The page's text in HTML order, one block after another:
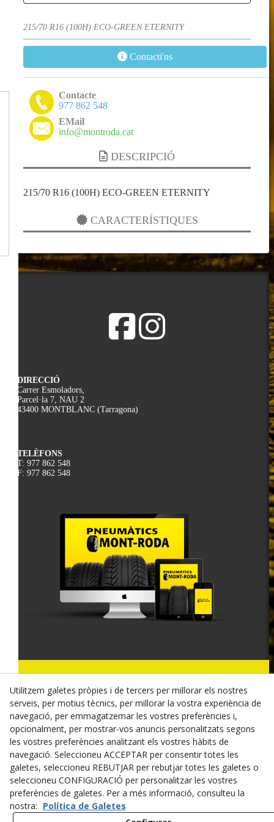
215/70 R16 (100H) ECO-GREEN ETERNITY
Contacti'ns
Contacte
977 862 548
EMail
info@montroda.cat
DESCRIPCIÓ
215/70 R16 (100H) ECO-GREEN ETERNITY
CARACTERÍSTIQUES
DIRECCIÓ
Carrer Esmoladors,
Parcel·la 7, NAU 2
43400 MONTBLANC (Tarragona)
TELÈFONS
T: 977 862 548
F: 977 862 548
© 08/2026 MONT-RODA - Tots els drets reservats.
Política de Privacitat
Termes i condicions de compra
Dret de desistiment
Cookies
Mapa Web
Avís legal
Utilitzem galetes pròpies i de tercers per millorar els nostres
serveis, per motius tècnics, per millorar la vostra experiència de
navegació, per emmagatzemar les vostres preferències i,
opcionalment, per mostrar-vos anuncis personalitzats segons
les vostres preferències analitzant els vostres hàbits de
navegació. Seleccioneu ACCEPTAR per consentir totes les
galetes, seleccioneu REBUTJAR per rebutjar totes les galetes o
seleccioneu CONFIGURACIÓ per personalitzar les vostres
preferències de galetes. Per a més informació, consulteu la
nostra: Política de Galetes